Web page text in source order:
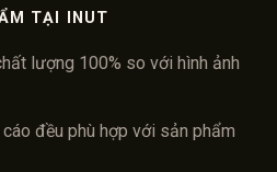
TẠI INUT
lượng 100% so với hình ảnh
đều phù hợp với sản phẩm